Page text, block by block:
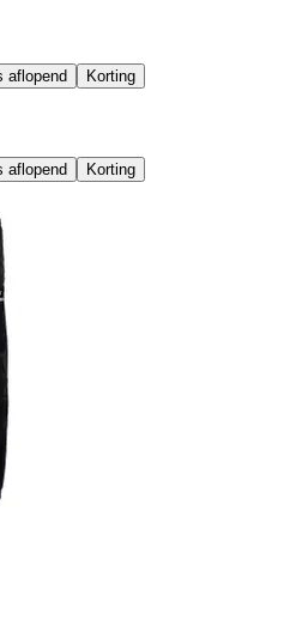
aflopend Korting
aflopend Korting